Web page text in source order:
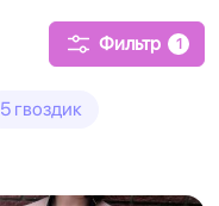
Фильтр 1
5 гвоздик